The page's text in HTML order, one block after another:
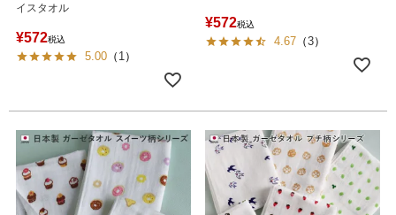
イスタオル
¥572税込
5.00 （ 1 ）
¥572税込
4.67 （3）